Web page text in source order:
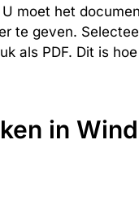
moet het
te geven.
als PDF. Dit is
in